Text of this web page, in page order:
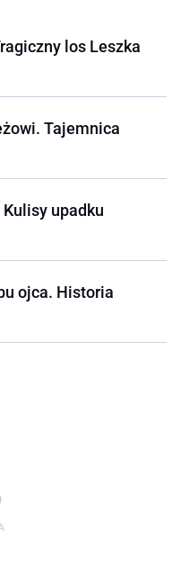
los Leszka
Tajemnica
upadku
ojca. Historia